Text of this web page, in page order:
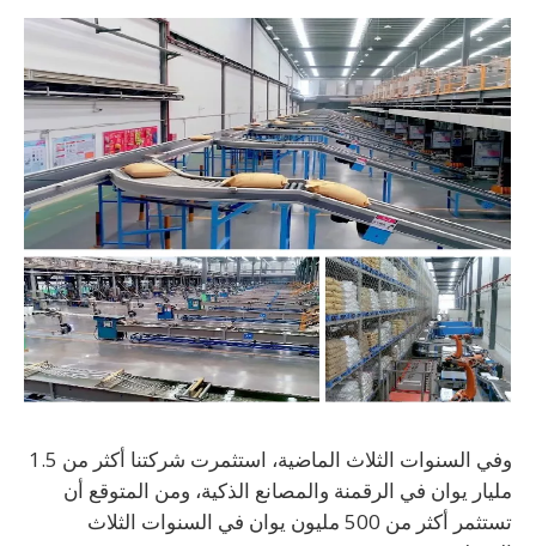
وفي السنوات الثلاث الماضية، استثمرت شركتنا أكثر من 1.5
مليار يوان في الرقمنة والمصانع الذكية، ومن المتوقع أن
تستثمر أكثر من 500 مليون يوان في السنوات الثلاث